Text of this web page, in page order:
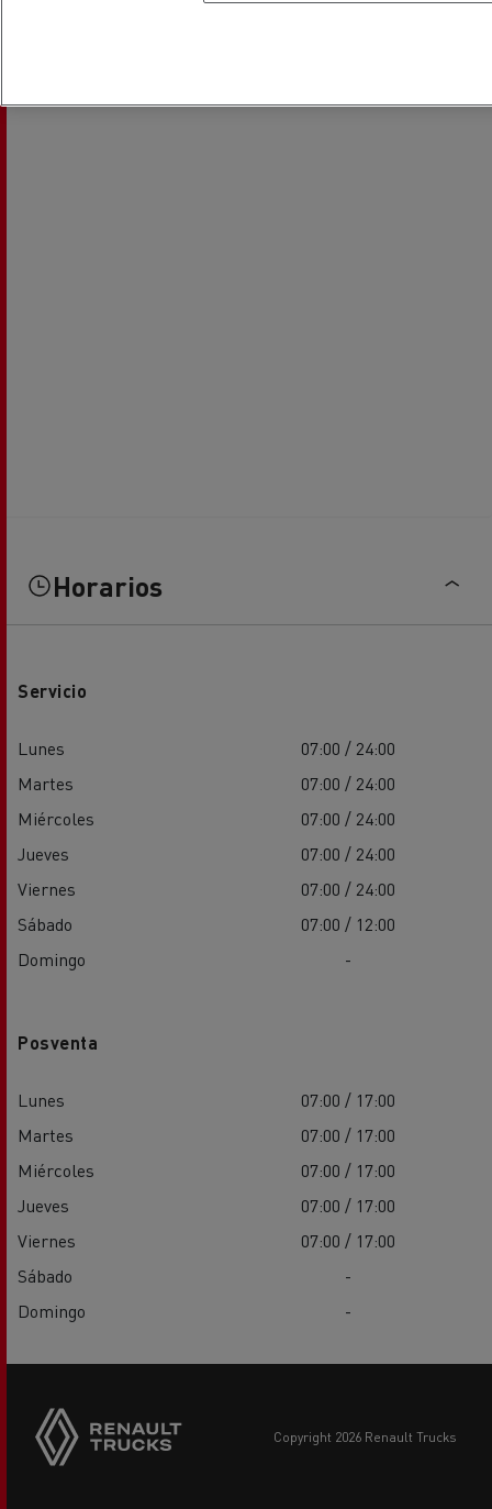
Horarios
Servicio
Lunes
07:00 / 24:00
Martes
07:00 / 24:00
Miércoles
07:00 / 24:00
Jueves
07:00 / 24:00
Viernes
07:00 / 24:00
Sábado
07:00 / 12:00
Domingo
-
Posventa
Lunes
07:00 / 17:00
Martes
07:00 / 17:00
Miércoles
07:00 / 17:00
Jueves
07:00 / 17:00
Viernes
07:00 / 17:00
Sábado
-
Domingo
-
copyright 2026 Renault Trucks